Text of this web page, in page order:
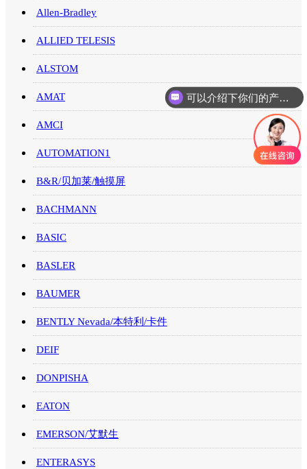
Allen-Bradley
ALLIED TELESIS
ALSTOM
AMAT
AMCI
AUTOMATION1
B&R/贝加莱/触摸屏
BACHMANN
BASIC
BASLER
BAUMER
BENTLY Nevada/本特利/卡件
DEIF
DONPISHA
EATON
EMERSON/艾默生
ENTERASYS
你们是怎么收费的呢